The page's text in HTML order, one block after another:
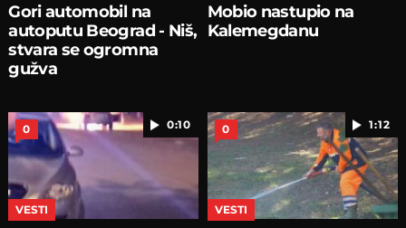
Gori automobil na
autoputu Beograd - Niš,
stvara se ogromna
gužva
Mobio nastupio na
Kalemegdanu
0:10
0
VESTI
1:12
0
VESTI